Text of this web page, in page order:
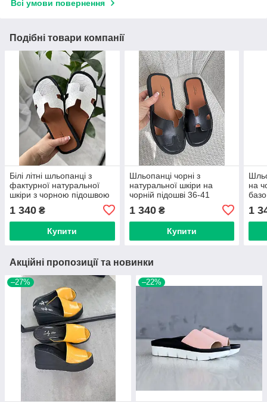
Всі умови повернення
Подібні товари компанії
Білі літні шльопанці з
фактурної натуральної
шкіри з чорною підошвою
1 340 ₴
Купити
Шльопанці чорні з
натуральної шкіри на
чорній підошві 36-41
1 340₴
Купити
на
1
Акційні пропозиції та новинки
–27% –22%